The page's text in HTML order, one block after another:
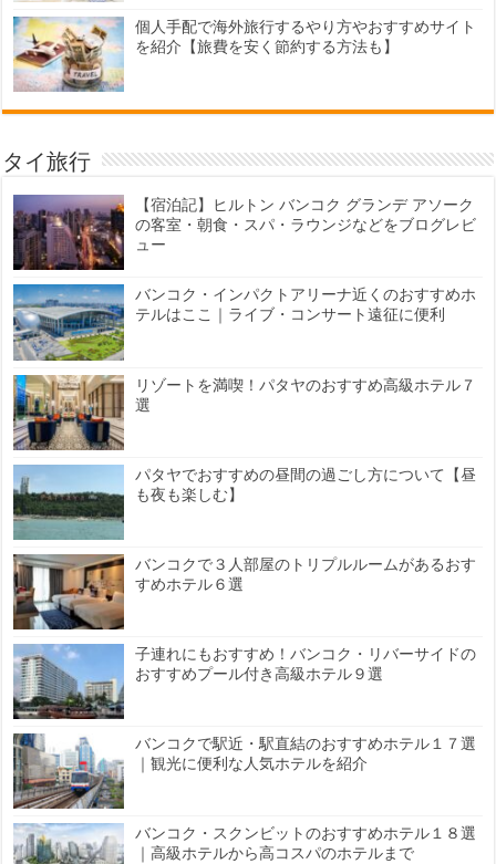
個人手配で海外旅行するやり方やおすすめサイト
を紹介【旅費を安く節約する方法も】
タイ旅行
【宿泊記】ヒルトン バンコク グランデ アソーク
の客室・朝食・スパ・ラウンジなどをブログレビ
ュー
バンコク・インパクトアリーナ近くのおすすめホ
テルはここ｜ライブ・コンサート遠征に便利
リゾートを満喫！パタヤのおすすめ高級ホテル７
選
パタヤでおすすめの昼間の過ごし方について【昼
も夜も楽しむ】
バンコクで３人部屋のトリプルルームがあるおす
すめホテル６選
子連れにもおすすめ！バンコク・リバーサイドの
おすすめプール付き高級ホテル９選
バンコクで駅近・駅直結のおすすめホテル１７選
｜観光に便利な人気ホテルを紹介
バンコク・スクンビットのおすすめホテル１８選
｜高級ホテルから高コスパのホテルまで